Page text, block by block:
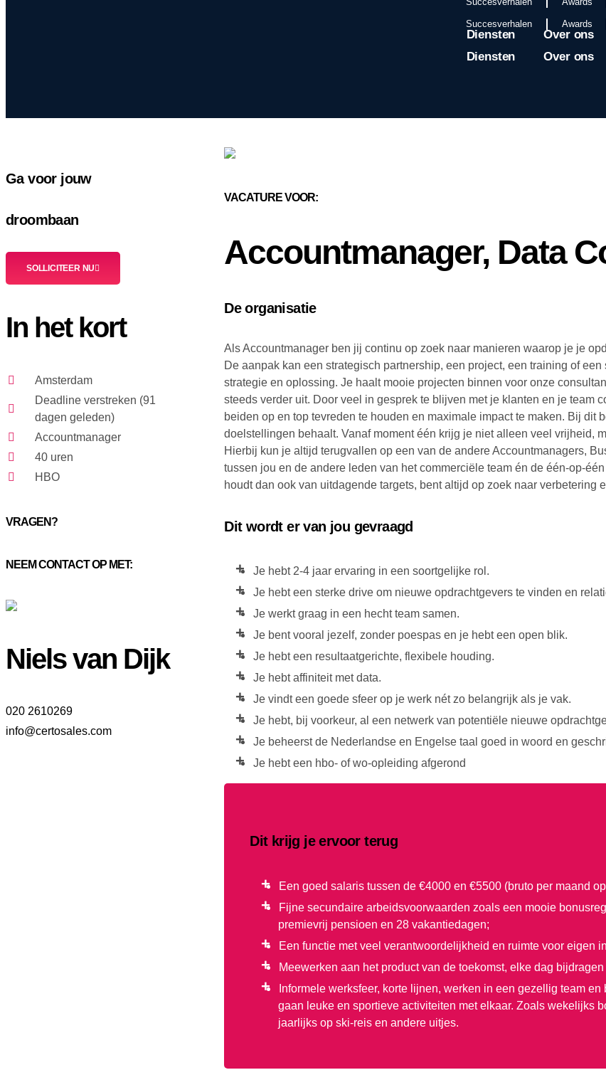
Succesverhalen Awards
Diensten Over ons
Diensten Over ons
Ga voor jouw
droombaan
SOLLICITEER NU
In het kort
Amsterdam
Deadline verstreken (91
dagen geleden)
Accountmanager
40 uren
HBO
VRAGEN?
NEEM CONTACT OP MET:
Niels van Dijk
020 2610269
info@certosales.com
VACATURE VOOR:
Accountmanager, Data
De organisatie
Als Accountmanager ben jij continu op zoek naar manieren waarop je je
De aanpak kan een strategisch partnership, een project, een training of
strategie en oplossing. Je haalt mooie projecten binnen voor onze
steeds verder uit. Door veel in gesprek te blijven met je klanten en je team
beiden op en top tevreden te houden en maximale impact te maken. Bij
doelstellingen behaalt. Vanaf moment één krijg je niet alleen veel vrijheid,
Hierbij kun je altijd terugvallen op een van de andere Accountmanagers,
tussen jou en de andere leden van het commerciële team én de één-op-
houdt dan ook van uitdagende targets, bent altijd op zoek naar verbetering
Dit wordt er van jou gevraagd
Je hebt 2-4 jaar ervaring in een soortgelijke rol.
Je hebt een sterke drive om nieuwe opdrachtgevers te vinden en
Je werkt graag in een hecht team samen.
Je bent vooral jezelf, zonder poespas en je hebt een open blik.
Je hebt een resultaatgerichte, flexibele houding.
Je hebt affiniteit met data.
Je vindt een goede sfeer op je werk nét zo belangrijk als je vak.
Je hebt, bij voorkeur, al een netwerk van potentiële nieuwe
Je beheerst de Nederlandse en Engelse taal goed in woord en
Je hebt een hbo- of wo-opleiding afgerond
Dit krijg je ervoor terug
Een goed salaris tussen de €4000 en €5500 (bruto per maand
Fijne secundaire arbeidsvoorwaarden zoals een mooie
premievrij pensioen en 28 vakantiedagen;
Een functie met veel verantwoordelijkheid en ruimte voor eigen
Meewerken aan het product van de toekomst, elke dag
Informele werksfeer, korte lijnen, werken in een gezellig team
gaan leuke en sportieve activiteiten met elkaar. Zoals wekelijks
jaarlijks op ski-reis en andere uitjes.